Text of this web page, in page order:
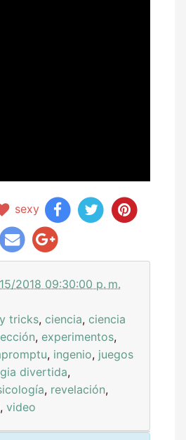
sexy
2018 09:30:00 p. m.
tricks, ciencia, ciencia
, experimentos,
, ingenio, juegos
divertida,
, revelación,
, video